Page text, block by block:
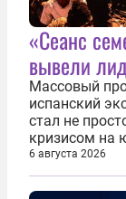
«Сеанс
вывели
Массовый
испанский
стал не
кризисом на
6 августа 2026